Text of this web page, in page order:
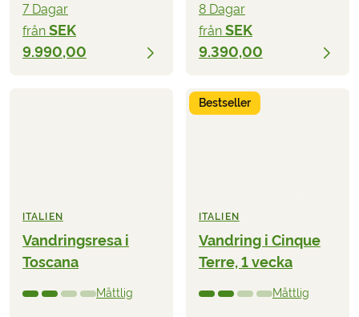
7 Dagar
från SEK
9.990,00
8 Dagar
från SEK
9.390,00
ITALIEN
Vandringsresa i
Toscana
Måttlig
Bestseller
ITALIEN
Vandring i Cinque
Terre, 1 vecka
Måttlig